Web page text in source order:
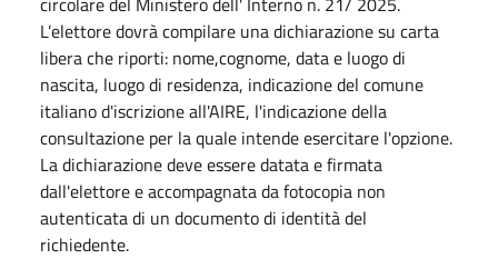
L’elettore dovrà compilare una dichiarazione su carta
libera che riporti: nome,cognome, data e luogo di
nascita, luogo di residenza, indicazione del comune
italiano d'iscrizione all'AIRE, l'indicazione della
consultazione per la quale intende esercitare l'opzione.
La dichiarazione deve essere datata e firmata
dall'elettore e accompagnata da fotocopia non
autenticata di un documento di identità del
richiedente.